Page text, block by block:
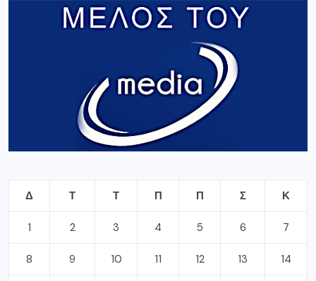
Δ Τ Τ Π Π Σ Κ
1 2 3 4 5 6 7
8 9 10 11 12 13 14